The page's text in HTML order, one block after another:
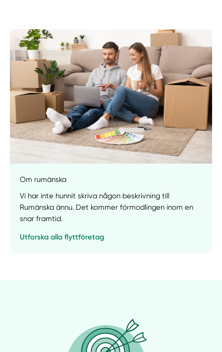
Välj tillvägagångssätt
Om rumänska
Vi har inte hunnit skriva någon beskrivning till
Rumänska ännu. Det kommer förmodlingen inom en
snar framtid.
Utforska alla flyttföretag